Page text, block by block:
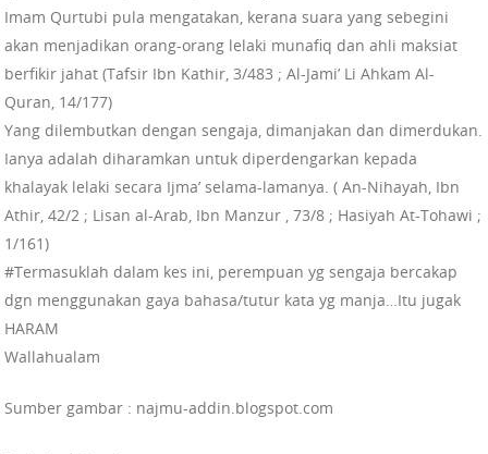
Imam Qurtubi pula mengatakan, kerana suara yang sebegini
akan menjadikan orang-orang lelaki munafiq dan ahli maksiat
berfikir jahat (Tafsir Ibn Kathir, 3/483 ; Al-Jami’ Li Ahkam Al-
Quran, 14/177)
Yang dilembutkan dengan sengaja, dimanjakan dan dimerdukan.
Ianya adalah diharamkan untuk diperdengarkan kepada
khalayak lelaki secara Ijma’ selama-lamanya. ( An-Nihayah, Ibn
Athir, 42/2 ; Lisan al-Arab, Ibn Manzur , 73/8 ; Hasiyah At-Tohawi ;
1/161)
#Termasuklah dalam kes ini, perempuan yg sengaja bercakap
dgn menggunakan gaya bahasa/tutur kata yg manja…Itu jugak
HARAM
Wallahualam
Sumber gambar : najmu-addin.blogspot.com